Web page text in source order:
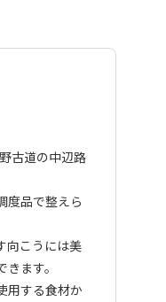
古道の中辺路
度品で整えら
向こうには美
ます。
用する食材か